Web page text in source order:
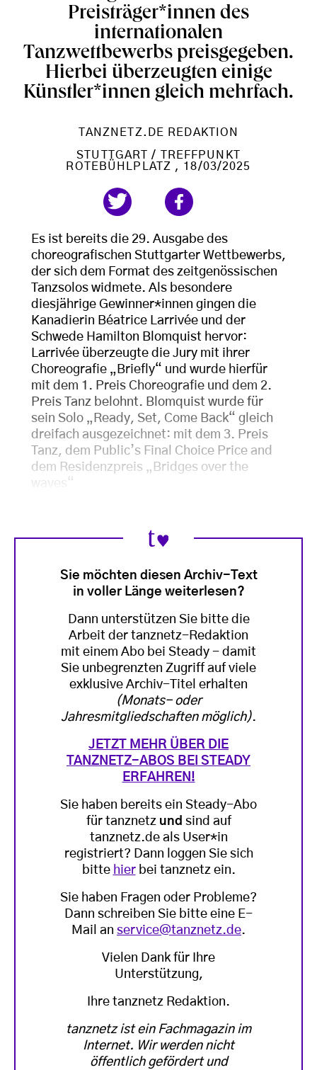
Preisträger*innen des
internationalen
Tanzwettbewerbs preisgegeben.
Hierbei überzeugten einige
Künstler*innen gleich mehrfach.
TANZNETZ.DE REDAKTION
STUTTGART / TREFFPUNKT
ROTEBÜHLPLATZ , 18/03/2025
Es ist bereits die 29. Ausgabe des
choreografischen Stuttgarter Wettbewerbs,
der sich dem Format des zeitgenössischen
Tanzsolos widmete. Als besondere
diesjährige Gewinner*innen gingen die
Kanadierin Béatrice Larrivée und der
Schwede Hamilton Blomquist hervor:
Larrivée überzeugte die Jury mit ihrer
Choreografie „Briefly“ und wurde hierfür
mit dem 1. Preis Choreografie und dem 2.
Preis Tanz belohnt. Blomquist wurde für
sein Solo „Ready, Set, Come Back“ gleich
dreifach ausgezeichnet: mit dem 3. Preis
Tanz, dem Public’s Final Choice Price and
dem Residenzpreis „Bridges over the
waves“
Sie möchten diesen Archiv-Text
in voller Länge weiterlesen?
Dann unterstützen Sie bitte die
Arbeit der tanznetz-Redaktion
mit einem Abo bei Steady - damit
Sie unbegrenzten Zugriff auf viele
exklusive Archiv-Titel erhalten
(Monats- oder
Jahresmitgliedschaften möglich).
JETZT MEHR ÜBER DIE
TANZNETZ-ABOS BEI STEADY
ERFAHREN!
Sie haben bereits ein Steady-Abo
für tanznetz und sind auf
tanznetz.de als User*in
registriert? Dann loggen Sie sich
bitte hierbei tanznetz ein.
Sie haben Fragen oder Probleme?
Dann schreiben Sie bitte eine E-
Mail an service@tanznetz.de.
Vielen Dank für Ihre
Unterstützung,
Ihre tanznetz Redaktion.
tanznetz ist ein Fachmagazin im
Internet. Wir werden nicht
öffentlich gefördert und